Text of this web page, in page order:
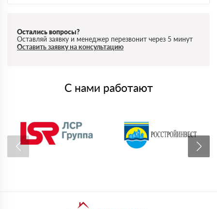
Остались вопросы?
Оставляй заявку и менеджер перезвонит через 5 минут
Оставить заявку на консультацию
С нами работают